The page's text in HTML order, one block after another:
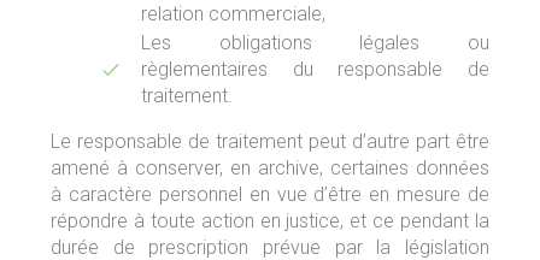
relation commerciale,
Les obligations légales ou
règlementaires du responsable de
traitement.
Le responsable de traitement peut d’autre part être
amené à conserver, en archive, certaines données
à caractère personnel en vue d’être en mesure de
répondre à toute action en justice, et ce pendant la
durée de prescription prévue par la législation